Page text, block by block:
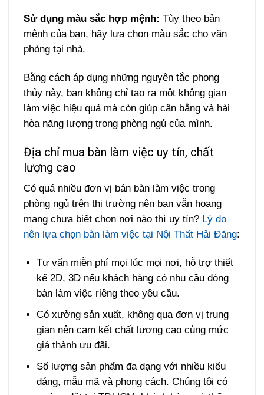
Sử dụng màu sắc hợp mệnh: Tùy theo bản
mệnh của bạn, hãy lựa chọn màu sắc cho văn
phòng tại nhà.
Bằng cách áp dụng những nguyên tắc phong
thủy này, bạn không chỉ tạo ra một không gian
làm việc hiệu quả mà còn giúp cân bằng và hài
hòa năng lượng trong phòng ngủ của mình.
Địa chỉ mua bàn làm việc uy tín, chất
lượng cao
Có quá nhiều đơn vị bán bàn làm việc trong
phòng ngủ trên thị trường nên bạn vẫn hoang
mang chưa biết chọn nơi nào thì uy tín? Lý do
nên lựa chọn bàn làm việc tại Nội Thất Hải Đăng:
Tư vấn miễn phí mọi lúc mọi nơi, hỗ trợ thiết
kế 2D, 3D nếu khách hàng có nhu cầu đóng
bàn làm việc riêng theo yêu cầu.
Có xưởng sản xuất, không qua đơn vị trung
gian nên cam kết chất lượng cao cùng mức
giá thành ưu đãi.
Số lượng sản phẩm đa dạng với nhiều kiểu
dáng, mẫu mã và phong cách. Chúng tôi có